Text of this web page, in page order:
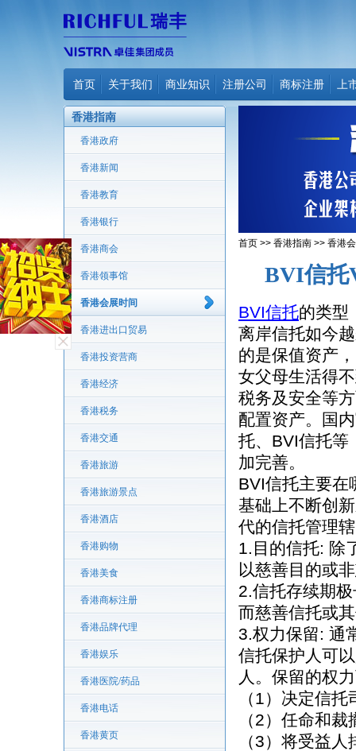
首页 关于我们 商业知识 注册公司 商标注册 上
香港指南
香港政府
香港新闻
香港教育
香港银行
香港商会
香港领事馆
香港会展时间
香港进出口贸易
香港投资营商
香港经济
香港税务
香港交通
香港旅游
香港旅游景点
香港酒店
香港购物
香港美食
香港商标注册
香港品牌代理
香港娱乐
香港医院/药品
香港电话
香港黄页
首页 >> 香港指南 >> 香港
BVI信托
BVI信托的类型
离岸信托如今
的是保值资产
女父母生活得
税务及安全等
配置资产。国
托、BVI信托等
加完善。
BVI信托主要在
基础上不断创
代的信托管理
1.目的信托: 除
以慈善目的或
2.信托存续期
而慈善信托或
3.权力保留: 通
信托保护人可
人。保留的权
（1）决定信
（2）任命和
（3）将受益